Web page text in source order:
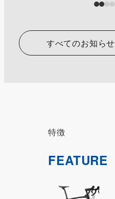
すべてのお知らせ
特徴
FEATURE